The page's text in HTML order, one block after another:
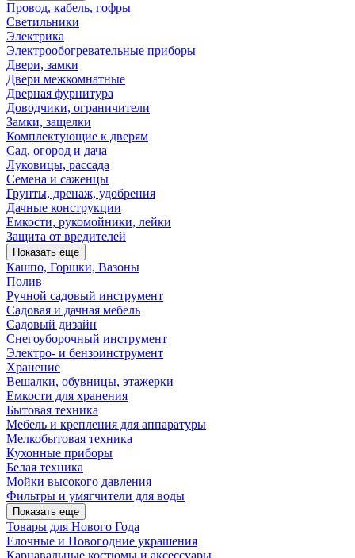
Провод, кабель, гофры
Светильники
Электрика
Электрообогревательные приборы
Двери, замки
Двери межкомнатные
Дверная фурнитура
Доводчики, ограничители
Замки, защелки
Комплектующие к дверям
Сад, огород и дача
Луковицы, рассада
Семена и саженцы
Грунты, дренаж, удобрения
Дачные конструкции
Емкости, рукомойники, лейки
Защита от вредителей
Показать еще
Кашпо, Горшки, Вазоны
Полив
Ручной садовый инструмент
Садовая и дачная мебель
Садовый дизайн
Снегоуборочный инструмент
Электро- и бензоинструмент
Хранение
Вешалки, обувницы, этажерки
Емкости для хранения
Бытовая техника
Мебель и крепления для аппаратуры
Мелкобытовая техника
Кухонные приборы
Белая техника
Мойки высокого давления
Фильтры и умягчители для воды
Показать еще
Товары для Нового Года
Елочные и Новогодние украшения
Карнавальные костюмы и аксессуары